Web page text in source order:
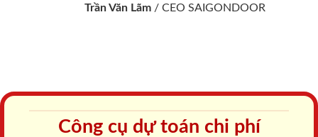
Trần Văn Lãm / CEO SAIGONDOOR
Công cụ dự toán chi phí